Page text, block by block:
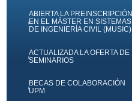
ABIERTA LA PREINSCRIPCIÓN
EN EL MÁSTER EN SISTEMAS
DE INGENIERÍA CIVIL (MUSIC)
ACTUALIZADA LA OFERTA DE
SEMINARIOS
BECAS DE COLABORACIÓN
UPM